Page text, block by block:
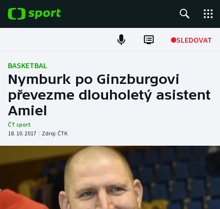
SLEDOVAT
Fotbal
Hokej
Tenis
Atletika
Cyklistika
DALŠÍ SPORTY
Americký fotbal
NEPŘEHLÉDNĚTE
BASKETBAL
Nymburk po Ginzburgovi
převezme dlouholetý asistent
Amiel
ČT sport
18. 10. 2017 | Zdroj: ČTK